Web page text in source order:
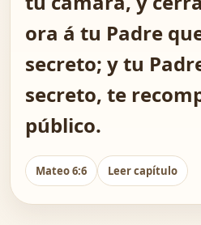
ora á tu Padre
secreto; y tu
secreto, te
público.
Mateo 6:6 Leer capítulo